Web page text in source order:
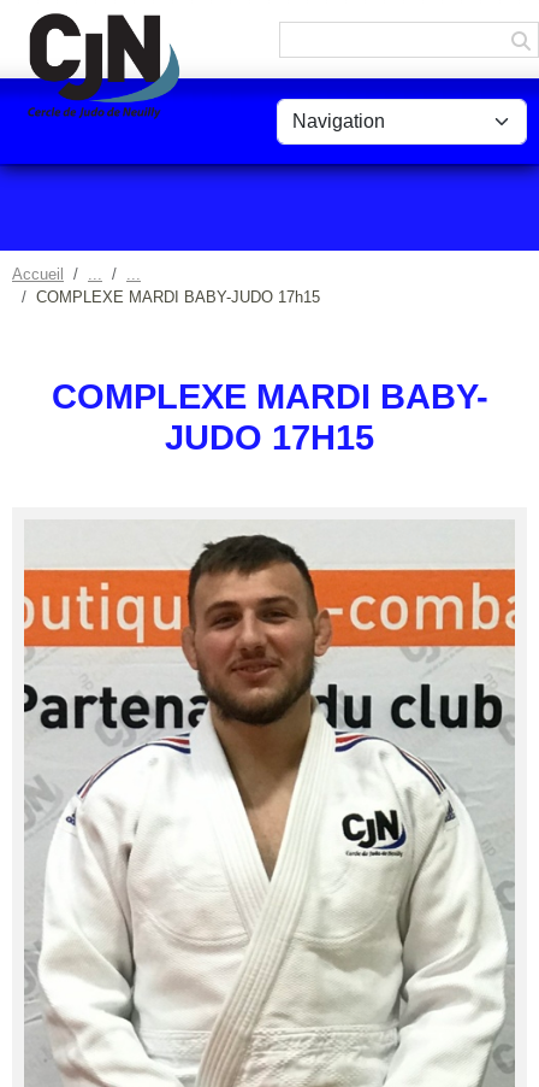
Accueil
COMPLEXE MARDI BABY-JUDO 17h15
COMPLEXE MARDI BABY-
JUDO 17H15
Panneau de gestion des cookies